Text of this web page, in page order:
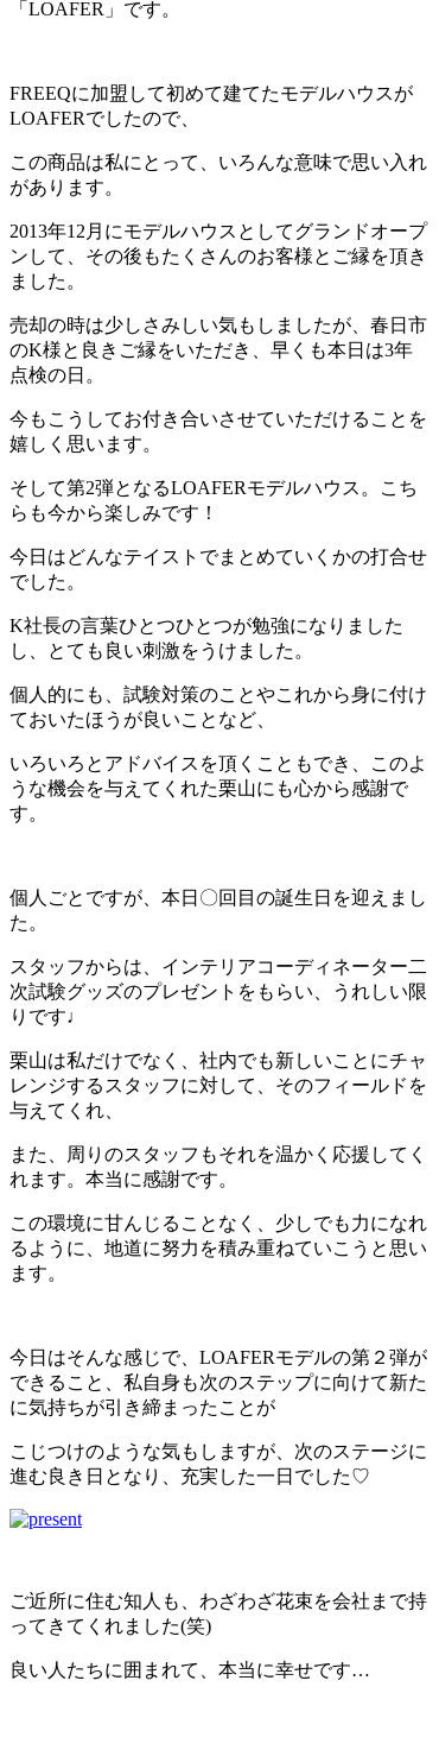
「LOAFER」です。
FREEQに加盟して初めて建てたモデルハウスが
LOAFERでしたので、
この商品は私にとって、いろんな意味で思い入れ
があります。
2013年12月にモデルハウスとしてグランドオープ
ンして、その後もたくさんのお客様とご縁を頂き
ました。
売却の時は少しさみしい気もしましたが、春日市
のK様と良きご縁をいただき、早くも本日は3年
点検の日。
今もこうしてお付き合いさせていただけることを
嬉しく思います。
そして第2弾となるLOAFERモデルハウス。こち
らも今から楽しみです！
今日はどんなテイストでまとめていくかの打合せ
でした。
K社長の言葉ひとつひとつが勉強になりました
し、とても良い刺激をうけました。
個人的にも、試験対策のことやこれから身に付け
ておいたほうが良いことなど、
いろいろとアドバイスを頂くこともでき、このよ
うな機会を与えてくれた栗山にも心から感謝で
す。
個人ごとですが、本日〇回目の誕生日を迎えまし
た。
スタッフからは、インテリアコーディネーター二
次試験グッズのプレゼントをもらい、うれしい限
りです♩
栗山は私だけでなく、社内でも新しいことにチャ
レンジするスタッフに対して、そのフィールドを
与えてくれ、
また、周りのスタッフもそれを温かく応援してく
れます。本当に感謝です。
この環境に甘んじることなく、少しでも力になれ
るように、地道に努力を積み重ねていこうと思い
ます。
今日はそんな感じで、LOAFERモデルの第２弾が
できること、私自身も次のステップに向けて新た
に気持ちが引き締まったことが
こじつけのような気もしますが、次のステージに
進む良き日となり、充実した一日でした♡
ご近所に住む知人も、わざわざ花束を会社まで持
ってきてくれました(笑)
良い人たちに囲まれて、本当に幸せです…